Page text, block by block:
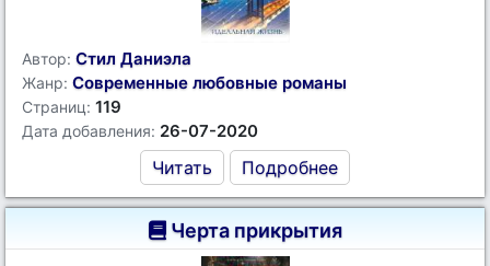
Автор: Стил Даниэла
Жанр: Современные любовные романы
Страниц: 119
Дата добавления: 26-07-2020
Читать Подробнее
Черта прикрытия